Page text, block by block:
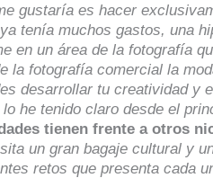
gustaría es hacer
tenía muchos gastos, una
en un área de la fotografía
la fotografía comercial la
desarrollar tu creatividad y
he tenido claro desde el
tienen frente a otros
un gran bagaje cultural y
retos que presenta cada